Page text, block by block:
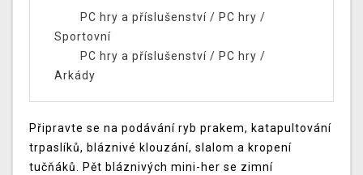
PC hry a příslušenství/ PC hry /
Sportovní
PC hry a příslušenství/ PC hry /
Arkády
Připravte se na podávání ryb prakem, katapultování
trpaslíků, bláznivé klouzání, slalom a kropení
tučňáků. Pět bláznivých mini-her se zimní